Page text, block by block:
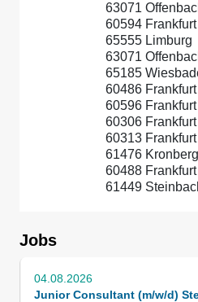
63071
60594
65555 Limburg
63071
65185
60486
60596
60306
60313
61476
60488
61449
Jobs
04.08.2026
Junior Consultant (m/w/d)